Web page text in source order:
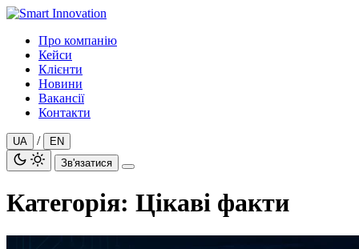
Перейти
вмістуПро компанію
Кейси
Клієнти
Новини
Вакансії
Контакти
UA /
EN
Зв'язатися
Категорія: Цікаві факти